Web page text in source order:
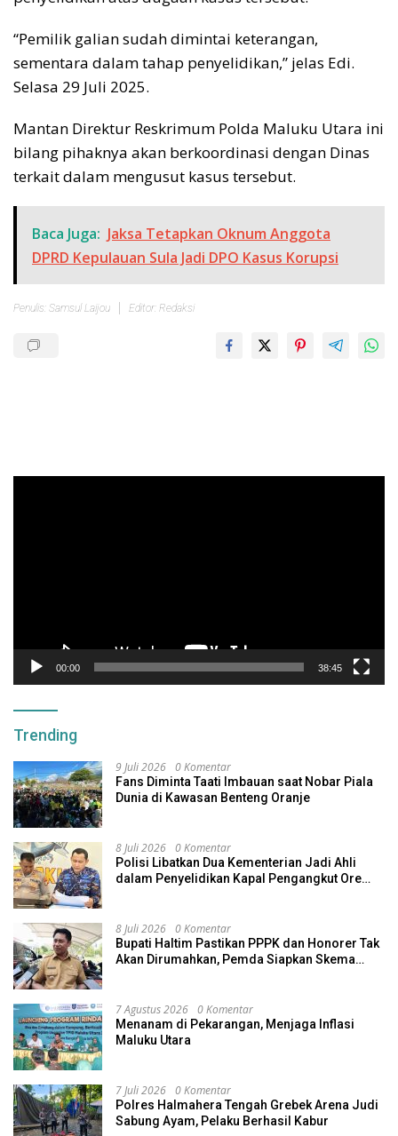
“Pemilik galian sudah dimintai keterangan,
sementara dalam tahap penyelidikan,” jelas Edi.
Selasa 29 Juli 2025.
Mantan Direktur Reskrimum Polda Maluku Utara ini
bilang pihaknya akan berkoordinasi dengan Dinas
terkait dalam mengusut kasus tersebut.
Baca Juga: Jaksa Tetapkan Oknum Anggota
DPRD Kepulauan Sula Jadi DPO Kasus Korupsi
Penulis: Samsul Laijou Editor: Redaksi
00:00 38:45
Trending
9 Juli 2026 0 Komentar
Fans Diminta Taati Imbauan saat Nobar Piala
Dunia di Kawasan Benteng Oranje
8 Juli 2026 0 Komentar
Polisi Libatkan Dua Kementerian Jadi Ahli
dalam Penyelidikan Kapal Pengangkut Ore
8 Juli 2026 0 Komentar
Bupati Haltim Pastikan PPPK dan Honorer Tak
Akan Dirumahkan, Pemda Siapkan Skema
7 Agustus 2026 0 Komentar
Menanam di Pekarangan, Menjaga Inflasi
Maluku Utara
7 Juli 2026 0 Komentar
Polres Halmahera Tengah Grebek Arena Judi
Sabung Ayam, Pelaku Berhasil Kabur